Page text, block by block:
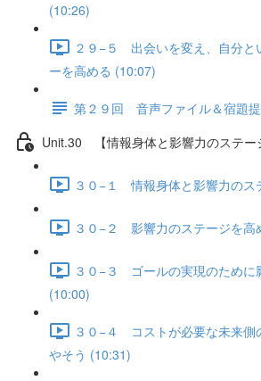
(10:26)
２９−５ 出会いを変え、自分と
ーを高める (10:07)
第２９回 音声ファイル＆宿題
Unit.30 【情報身体と影響力のステー
３０−１ 情報身体と影響力のス
３０−２ 影響力のステージを高
３０−３ ゴールの実現のために
(10:00)
３０−４ コストが必要な未来側
やそう (10:31)